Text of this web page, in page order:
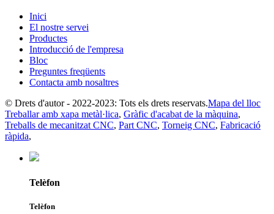
Inici
El nostre servei
Productes
Introducció de l'empresa
Bloc
Preguntes freqüents
Contacta amb nosaltres
© Drets d'autor - 2022-2023: Tots els drets reservats.Mapa del lloc
Treballar amb xapa metàl·lica, Gràfic d'acabat de la màquina,
Treballs de mecanitzat CNC, Part CNC, Torneig CNC, Fabricació
ràpida,
Telèfon
Telèfon